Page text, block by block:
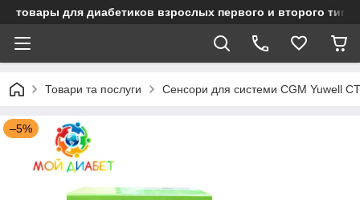
товары для диабетиков взрослых первого и второго типа
Товари та послуги Сенсори для системи CGM Yuwell
–5%